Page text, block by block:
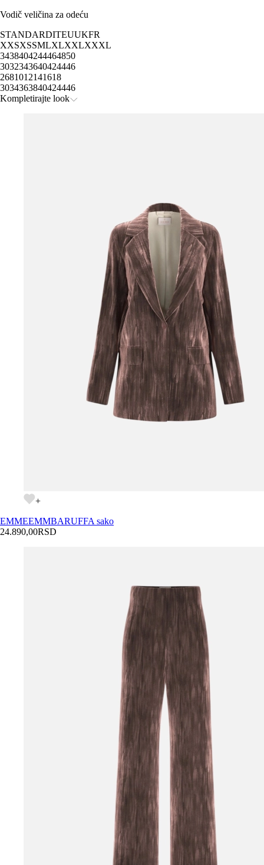
Vodič veličina za odeću
STANDARDITEUUKFR
XXSXSSMLXLXXLXXXL
3438404244464850
3032343640424446
2681012141618
3034363840424446
Kompletirajte look
+
EMMEEMMBARUFFA sako
24.890,00RSD